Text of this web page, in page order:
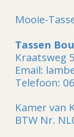
Mooie-
Tassen
Kraatsweg
Email:
Telefoon:
Kamer van
BTW Nr.